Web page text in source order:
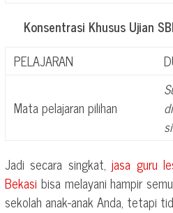
Konsentrasi Khusus Ujian
PELAJARAN
Mata pelajaran pilihan
Jadi secara singkat,jasa guru
Bekasi bisa melayani hampir
sekolah anak-anak Anda, tetapi